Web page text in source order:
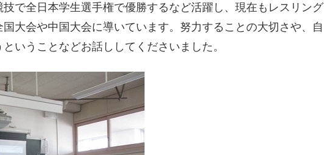
で全日本学生選手権で優勝するなど活躍し、現在もレスリング
大会や中国大会に導いています。努力することの大切さや、自
いうことなどお話ししてくださいました。